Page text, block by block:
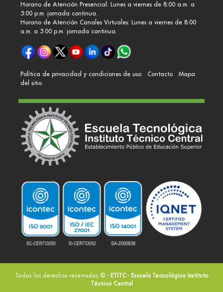
Horario de Atención Presencial: Lunes a viernes de 8:00 a.m. a
5:00 p.m. jornada continua.
Horario de Atención Canales Virtuales: Lunes a viernes de 8:00
a.m. a 5:00 p.m. jornada continua.
Política de privacidad y condiciones de uso Contacto
Mapa
del sitio
Todos los derechos reservados © - ETITC - Escuela Tecnológica Instituto
Técnico Central